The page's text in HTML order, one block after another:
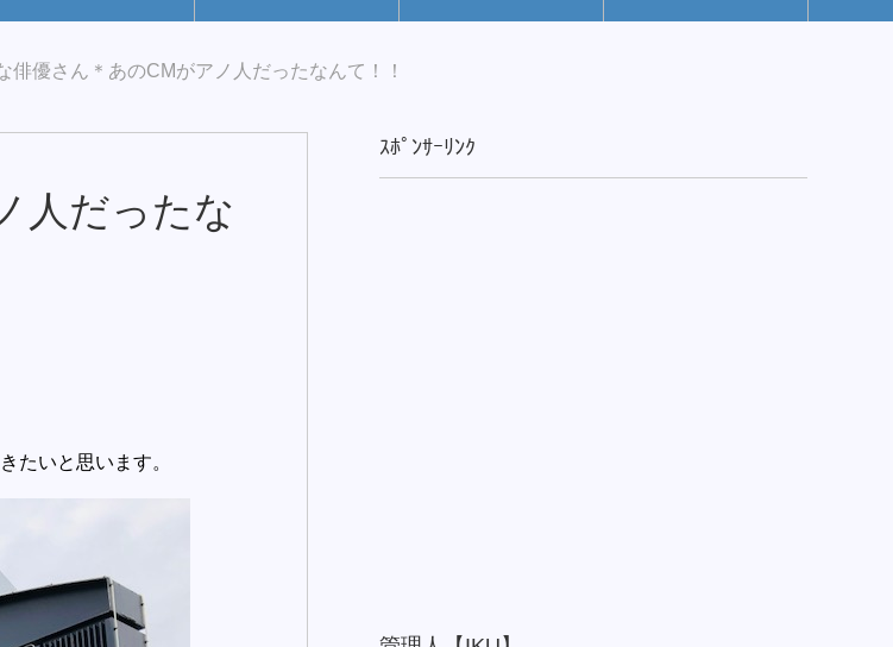
俳優さん＊あのCMがアノ人だったなんて！！
人だったな
たいと思います。
ｽﾎﾟﾝｻｰﾘﾝｸ